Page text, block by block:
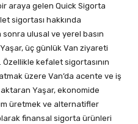
araya gelen Quick Sigorta
sigortası hakkında
ulusal ve yerel basın
üç günlük Van ziyareti
kefalet sigortasının
üzere Van’da acente ve iş
Yaşar, ekonomide
üretmek ve alternatifler
finansal sigorta ürünleri